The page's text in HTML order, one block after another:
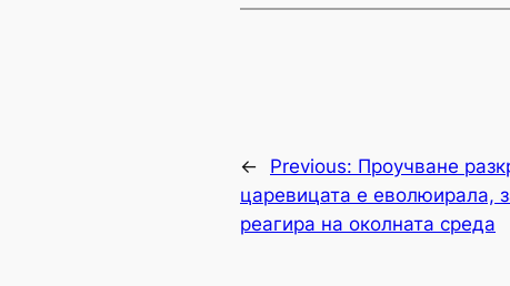
← Previous: Проучване
царевицата е еволюирала,
реагира на околната среда